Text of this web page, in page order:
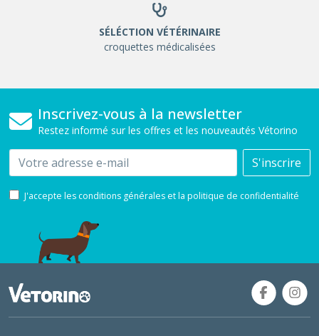
SÉLÉCTION VÉTÉRINAIRE
croquettes médicalisées
Inscrivez-vous à la newsletter
Restez informé sur les offres et les nouveautés Vétorino
Email S'inscrire
J'accepte les conditions générales et la politique de confidentialité